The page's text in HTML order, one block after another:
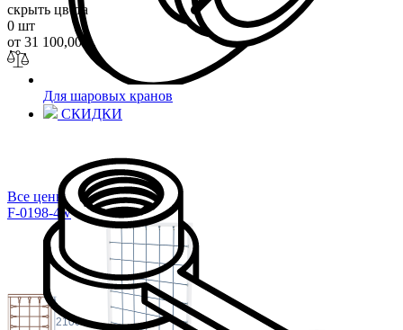
Для шаровых кранов
СКИДКИ
скрыть цвета
0 шт
от 31 100,00 р.
Все цены
F-0198-4w
2100